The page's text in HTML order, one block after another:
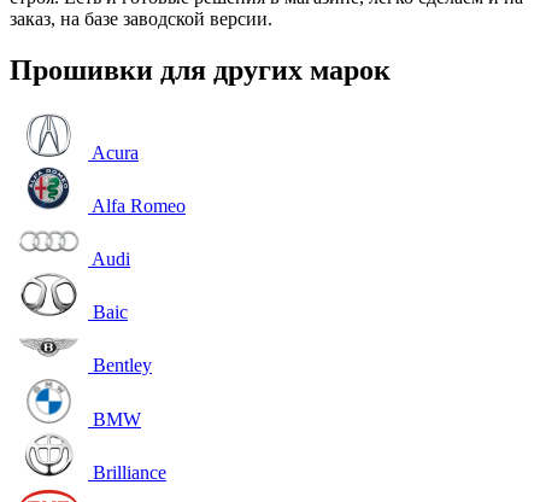
заказ, на базе заводской версии.
Прошивки для других марок
Acura
Alfa Romeo
Audi
Baic
Bentley
BMW
Brilliance